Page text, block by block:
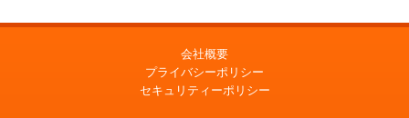
会社概要
プライバシーポリシー
セキュリティーポリシー